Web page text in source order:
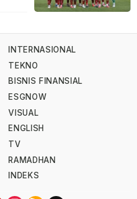
INTERNASIONAL
TEKNO
BISNIS FINANSIAL
ESGNOW
VISUAL
ENGLISH
TV
RAMADHAN
INDEKS